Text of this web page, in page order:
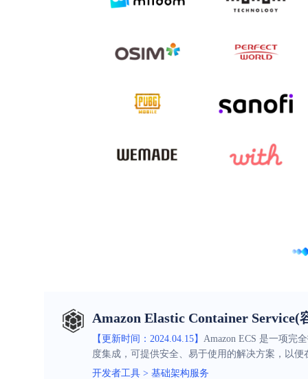
Amazon Elastic Container Service(
【更新时间：2024.04.15】 Amazon ECS 是一项完
度集成，可提供安全、易于使用的解决方案，以
开发者工具 > 基础架构服务